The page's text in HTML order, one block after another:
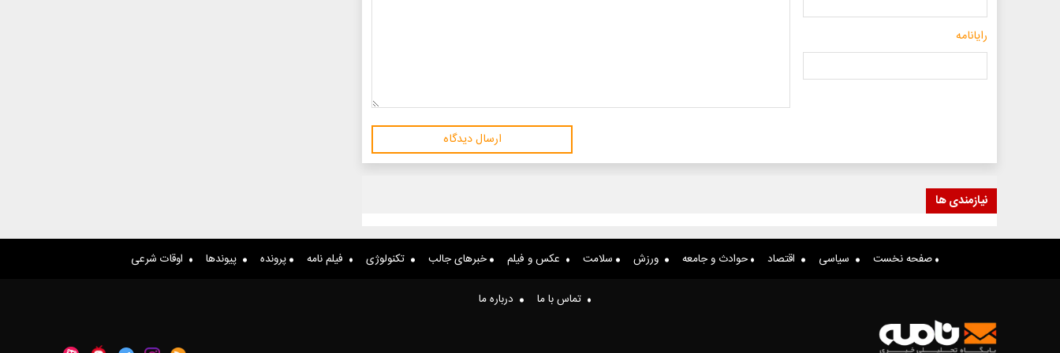
رایانامه
ارسال دیدگاه
نیازمندی ها
صفحه نخست سیاسی اقتصاد حوادث و جامعه ورزش سلامت عکس و فیلم خبرهای جالب تکنولوژی فیلم نامه پرونده پیوندها اوقات شرعی
تماس با ما درباره ما